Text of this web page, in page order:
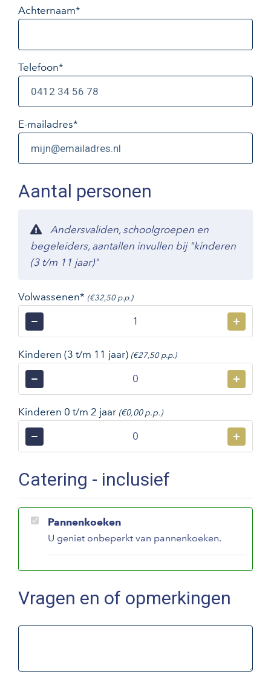
Achternaam*
Telefoon*
E-mailadres*
Aantal personen
Andersvaliden, schoolgroepen en
begeleiders, aantallen invullen bij "kinderen
(3 t/m 11 jaar)"
Volwassenen* (€32,50 p.p.)
− +
Kinderen (3 t/m 11 jaar) (€27,50 p.p.)
− +
Kinderen 0 t/m 2 jaar (€0,00 p.p.)
− +
Catering - inclusief
Pannenkoeken
U geniet onbeperkt van pannenkoeken.
Vragen en of opmerkingen